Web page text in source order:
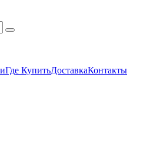
Где КупитьДоставкаКонтакты